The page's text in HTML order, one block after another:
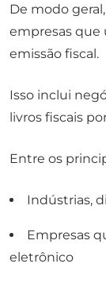
De modo
empresas que
emissão fiscal.
Isso inclui
livros fiscais
Entre os
Indústrias,
Empresas
eletrônico